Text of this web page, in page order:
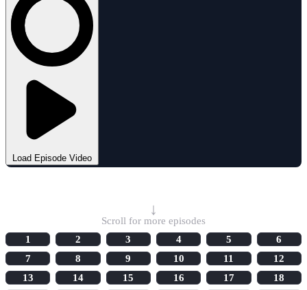
Load Episode Video
↓
Scroll for more episodes
1
2 3 4 5
6
7
8 9 10 11
12
13
14 15 16 17
18